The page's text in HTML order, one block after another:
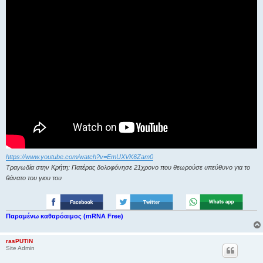
https://www.youtube.com/watch?v=EmUXVK6Zam0
Τραγωδία στην Κρήτη: Πατέρας δολοφόνησε 21χρονο που θεωρούσε υπεύθυνο για το
θάνατο του γιου του
Παραμένω καθαρόαιμος (mRNA Free)
rasPUTIN
Site Admin